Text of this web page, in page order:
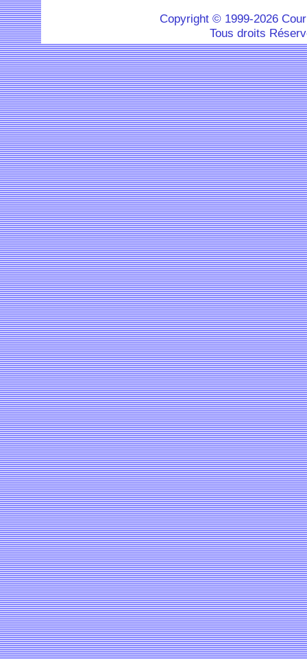
Copyright © 1999-2026
Tous droits